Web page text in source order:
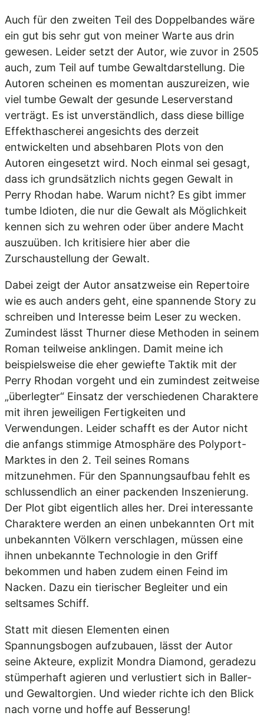
Auch für den zweiten Teil des Doppelbandes wäre
ein gut bis sehr gut von meiner Warte aus drin
gewesen. Leider setzt der Autor, wie zuvor in 2505
auch, zum Teil auf tumbe Gewaltdarstellung. Die
Autoren scheinen es momentan auszureizen, wie
viel tumbe Gewalt der gesunde Leserverstand
verträgt. Es ist unverständlich, dass diese billige
Effekthascherei angesichts des derzeit
entwickelten und absehbaren Plots von den
Autoren eingesetzt wird. Noch einmal sei gesagt,
dass ich grundsätzlich nichts gegen Gewalt in
Perry Rhodan habe. Warum nicht? Es gibt immer
tumbe Idioten, die nur die Gewalt als Möglichkeit
kennen sich zu wehren oder über andere Macht
auszuüben. Ich kritisiere hier aber die
Zurschaustellung der Gewalt.
Dabei zeigt der Autor ansatzweise ein Repertoire
wie es auch anders geht, eine spannende Story zu
schreiben und Interesse beim Leser zu wecken.
Zumindest lässt Thurner diese Methoden in seinem
Roman teilweise anklingen. Damit meine ich
beispielsweise die eher gewiefte Taktik mit der
Perry Rhodan vorgeht und ein zumindest zeitweise
„überlegter“ Einsatz der verschiedenen Charaktere
mit ihren jeweiligen Fertigkeiten und
Verwendungen. Leider schafft es der Autor nicht
die anfangs stimmige Atmosphäre des Polyport-
Marktes in den 2. Teil seines Romans
mitzunehmen. Für den Spannungsaufbau fehlt es
schlussendlich an einer packenden Inszenierung.
Der Plot gibt eigentlich alles her. Drei interessante
Charaktere werden an einen unbekannten Ort mit
unbekannten Völkern verschlagen, müssen eine
ihnen unbekannte Technologie in den Griff
bekommen und haben zudem einen Feind im
Nacken. Dazu ein tierischer Begleiter und ein
seltsames Schiff.
Statt mit diesen Elementen einen
Spannungsbogen aufzubauen, lässt der Autor
seine Akteure, explizit Mondra Diamond, geradezu
stümperhaft agieren und verlustiert sich in Baller-
und Gewaltorgien. Und wieder richte ich den Blick
nach vorne und hoffe auf Besserung!